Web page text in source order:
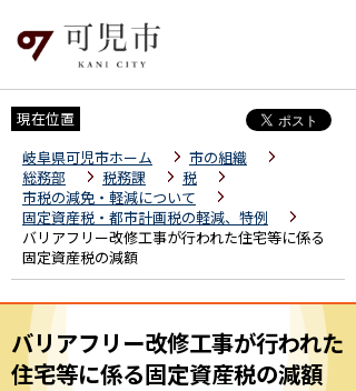
現在位置
岐阜県可児市ホーム
市の組織
総務部
税務課
税
市税の減免・軽減について
固定資産税・都市計画税の軽減、特例
バリアフリー改修工事が行われた住宅等に係る
固定資産税の減額
バリアフリー改修工事が行われた
住宅等に係る固定資産税の減額